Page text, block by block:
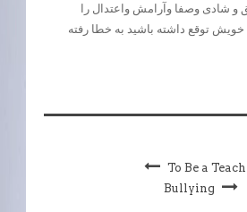
و شادی وصفا وآرامش واعتدال را
خویش توقع داشته باشید به خطا رفته
To Be a
Bullying